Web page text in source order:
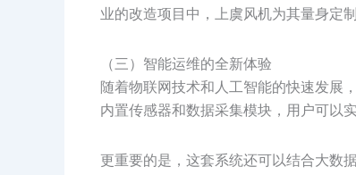
业的改造项目中，上虞风机为其量身定
（三）智能运维的全新体验
随着物联网技术和人工智能的快速发展
内置传感器和数据采集模块，用户可以
更重要的是，这套系统还可以结合大数